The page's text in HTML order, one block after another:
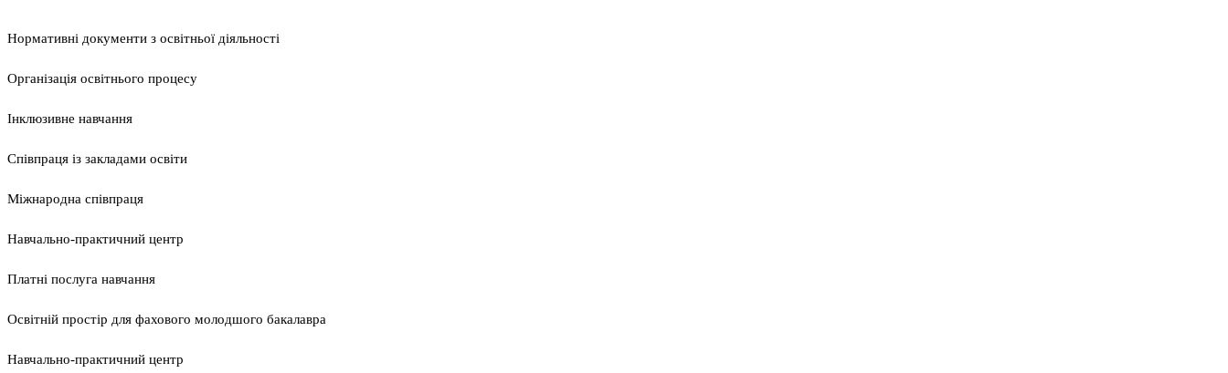
Нормативні документи з освітньої діяльності
Організація освітнього процесу
Інклюзивне навчання
Співпраця із закладами освіти
Міжнародна співпраця
Навчально-практичний центр
Платні послуга навчання
Освітній простір для фахового молодшого бакалавра
Навчально-практичний центр